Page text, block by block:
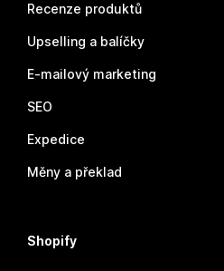
Recenze produktů
Upselling a balíčky
E-mailový marketing
SEO
Expedice
Měny a překlad
Shopify